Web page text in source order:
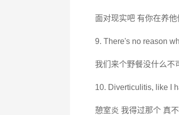
面对现实吧 有你在养
9. There's no reason
我们来个野餐没什么不
10. Diverticulitis, like I
憩室炎 我得过那个 真